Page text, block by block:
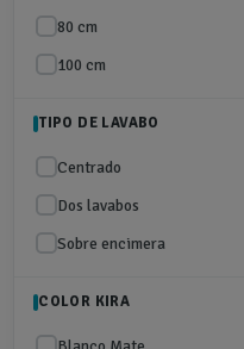
80 cm
100 cm
TIPO DE LAVABO
Centrado
Dos lavabos
Sobre encimera
COLOR KIRA